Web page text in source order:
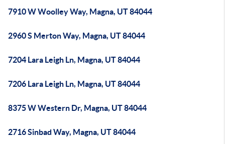
7910 W Woolley Way, Magna, UT 84044
2960 S Merton Way, Magna, UT 84044
7204 Lara Leigh Ln, Magna, UT 84044
7206 Lara Leigh Ln, Magna, UT 84044
8375 W Western Dr, Magna, UT 84044
2716 Sinbad Way, Magna, UT 84044